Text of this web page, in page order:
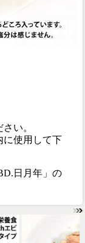
い。
に使用して下
日月年」の